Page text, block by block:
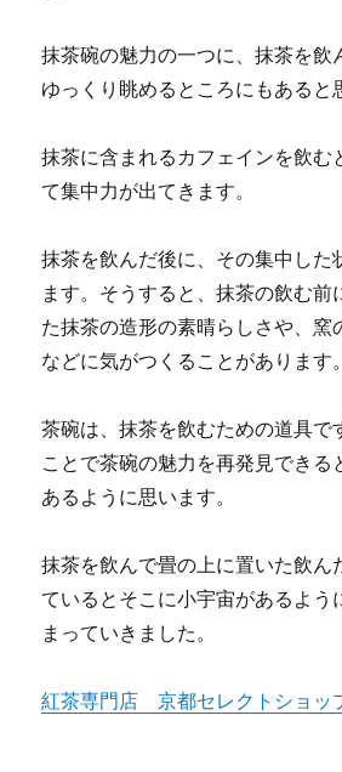
抹茶碗の魅力の一つに、抹茶を飲
ゆっくり眺めるところにもあると
抹茶に含まれるカフェインを飲む
て集中力が出てきます。
抹茶を飲んだ後に、その集中した
ます。そうすると、抹茶の飲む前
た抹茶の造形の素晴らしさや、窯
などに気がつくることがあります。
茶碗は、抹茶を飲むための道具で
ことで茶碗の魅力を再発見できる
あるように思います。
抹茶を飲んで畳の上に置いた飲ん
ているとそこに小宇宙があるよう
まっていきました。
紅茶専門店 京都セレクトショッ